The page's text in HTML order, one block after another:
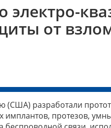
от
(США) разработали
имплантов, протезов,